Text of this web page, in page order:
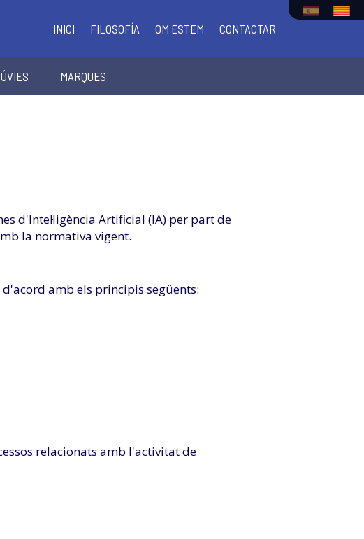
INICI FILOSOFÍA OM ESTEM CONTACTAR
MARQUES
d'Intel·ligència Artificial (IA) per part de
la normativa vigent.
amb els principis següents:
relacionats amb l'activitat de